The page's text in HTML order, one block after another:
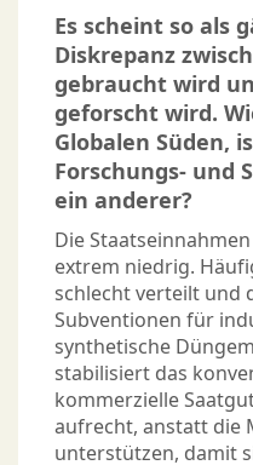
Es scheint so als
Diskrepanz
gebraucht wird
geforscht wird.
Globalen Süden,
Forschungs- und
ein anderer?
Die
extrem niedrig.
schlecht verteilt und
Subventionen für
synthetische
stabilisiert das
kommerzielle
aufrecht, anstatt die
unterstützen, damit